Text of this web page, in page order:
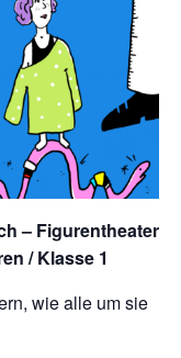
– Figurentheater
/ Klasse 1
wie alle um sie